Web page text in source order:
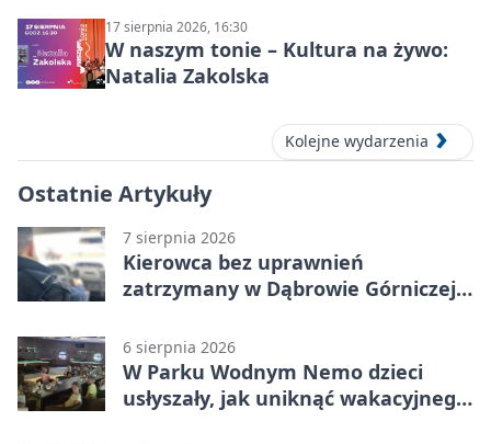
17 sierpnia 2026, 16:30
W naszym tonie – Kultura na żywo:
Natalia Zakolska
Kolejne wydarzenia
Ostatnie Artykuły
7 sierpnia 2026
Kierowca bez uprawnień
zatrzymany w Dąbrowie Górniczej.
6 sierpnia 2026
W Parku Wodnym Nemo dzieci
usłyszały, jak uniknąć wakacyjnego